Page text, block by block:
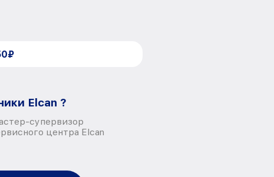
Elcan ?
супервизор
центра Elcan